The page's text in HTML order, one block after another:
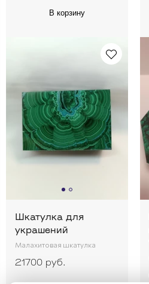
В корзину
Шкатулка для
украшений
Малахитовая шкатулка
21700 руб.